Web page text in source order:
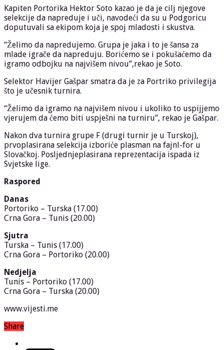
Kapiten Portorika Hektor Soto kazao je da je cilj njegove
selekcije da napreduje i uči, navodeći da su u Podgoricu
doputuvali sa ekipom koja je spoj mladosti i skustva.
“Želimo da napredujemo. Grupa je jaka i to je šansa za
mlade igrače da napreduju. Borićemo se i pokušaćemo da
igramo odbojku na najvišem nivou”,rekao je Soto.
Selektor Havijer Gašpar smatra da je za Portriko privilegija
što je učesnik turnira.
“Želimo da igramo na najvišem nivou i ukoliko to uspijjemo
vjerujem da ćemo biti uspješni na turniru”, rekao je Gašpar.
Nakon dva turnira grupe F (drugi turnir je u Turskoj),
prvoplasirana selekcija izboriće plasman na fajnl-for u
Slovačkoj. Posljednjeplasirana reprezentacija ispada iz
Svjetske lige.
Raspored
Danas
Portoriko – Turska (17.00)
Crna Gora – Tunis (20.00)
Sjutra
Turska – Tunis (17.00)
Crna Gora – Portoriko (20.00)
Nedjelja
Tunis – Portoriko (17.00)
Crna Gora – Turska (20.00)
www.vijesti.me
Share